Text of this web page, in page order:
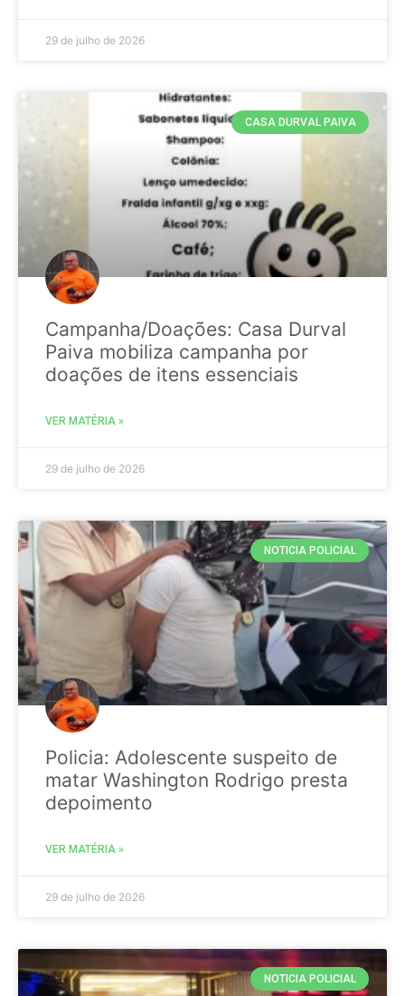
29 de julho de 2026
CASA DURVAL PAIVA
Campanha/Doações: Casa Durval
Paiva mobiliza campanha por
doações de itens essenciais
VER MATÉRIA »
29 de julho de 2026
NOTICIA POLICIAL
Policia: Adolescente suspeito de
matar Washington Rodrigo presta
depoimento
VER MATÉRIA »
29 de julho de 2026
NOTICIA POLICIAL